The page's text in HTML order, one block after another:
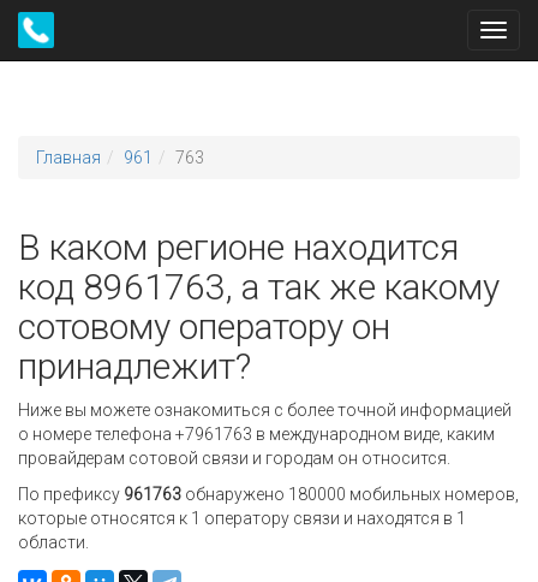
Главная 961 763
В каком регионе находится
код 8961763, а так же какому
сотовому оператору он
принадлежит?
Ниже вы можете ознакомиться с более точной информацией
о номере телефона +7961763 в международном виде, каким
провайдерам сотовой связи и городам он относится.
По префиксу 961763 обнаружено 180000 мобильных номеров,
которые относятся к 1 оператору связи и находятся в 1
области.